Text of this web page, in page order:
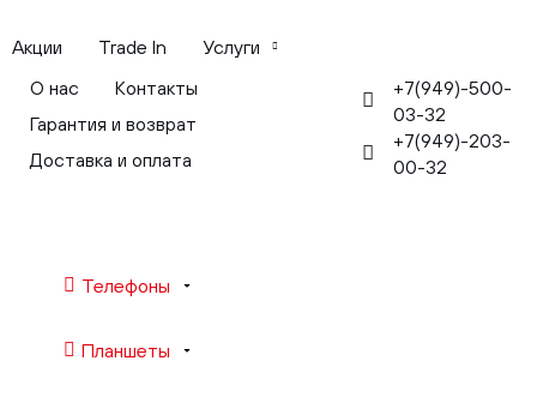
Акции Trade In
Услуги
О нас
Контакты
Гарантия и возврат
Доставка и оплата
+7(949)-500-
03-32
+7(949)-203-
00-32
Телефоны
Планшеты